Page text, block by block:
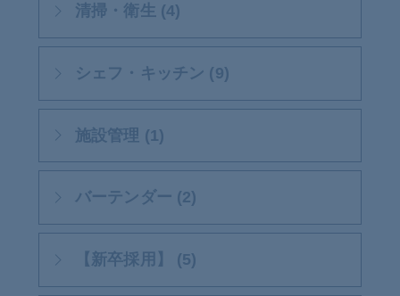
清掃・衛生 (4)
シェフ・キッチン (9)
施設管理 (1)
バーテンダー (2)
【新卒採用】 (5)